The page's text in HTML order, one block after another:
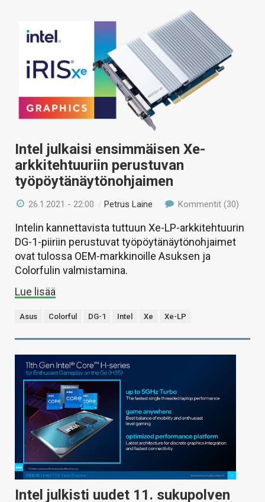
Intel julkaisi ensimmäisen Xe-
arkkitehtuuriin perustuvan
työpöytänäytönohjaimen
26.1.2021 - 22:00 /Petrus Laine Kommentit (30)
Intelin kannettavista tuttuun Xe-LP-arkkitehtuurin
DG-1-piiriin perustuvat työpöytänäytönohjaimet
ovat tulossa OEM-markkinoille Asuksen ja
Colorfulin valmistamina.
Lue lisää
Asus Colorful DG-1 Intel Xe Xe-LP
Intel julkisti uudet 11. sukupolven